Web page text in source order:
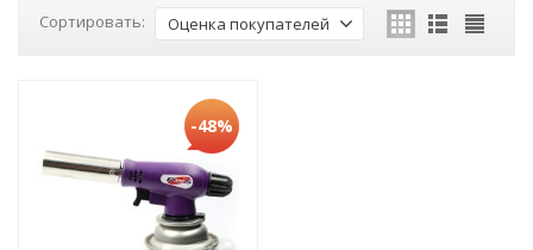
Сортировать: Оценка покупателей
-48%